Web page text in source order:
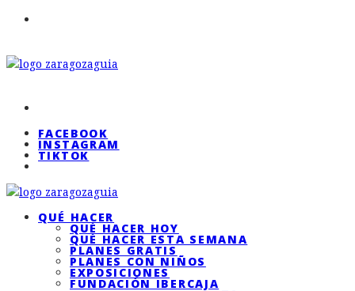
FACEBOOK
INSTAGRAM
TIKTOK
QUÉ HACER
QUÉ HACER HOY
QUÉ HACER ESTA SEMANA
PLANES GRATIS
PLANES CON NIÑOS
EXPOSICIONES
FUNDACIÓN IBERCAJA